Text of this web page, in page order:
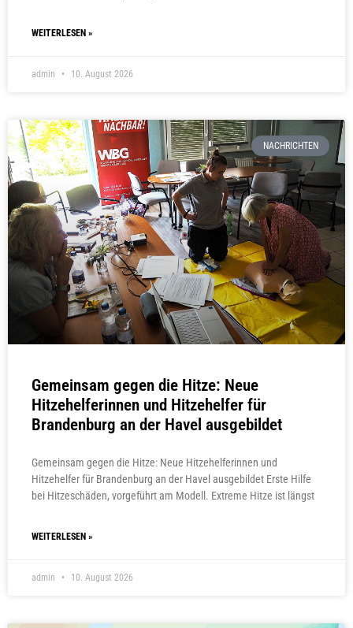
WEITERLESEN »
admin 10. August 2026
NACHRICHTEN
Gemeinsam gegen die Hitze: Neue
Hitzehelferinnen und Hitzehelfer für
Brandenburg an der Havel ausgebildet
Gemeinsam gegen die Hitze: Neue Hitzehelferinnen und
Hitzehelfer für Brandenburg an der Havel ausgebildet Erste Hilfe
bei Hitzeschäden, vorgeführt am Modell. Extreme Hitze ist längst
WEITERLESEN »
admin 10. August 2026